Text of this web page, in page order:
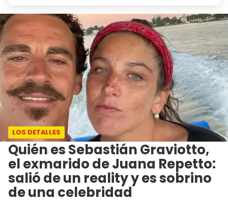
LOS DETALLES
Quién es Sebastián Graviotto,
el exmarido de Juana Repetto:
salió de un reality y es sobrino
de una celebridad